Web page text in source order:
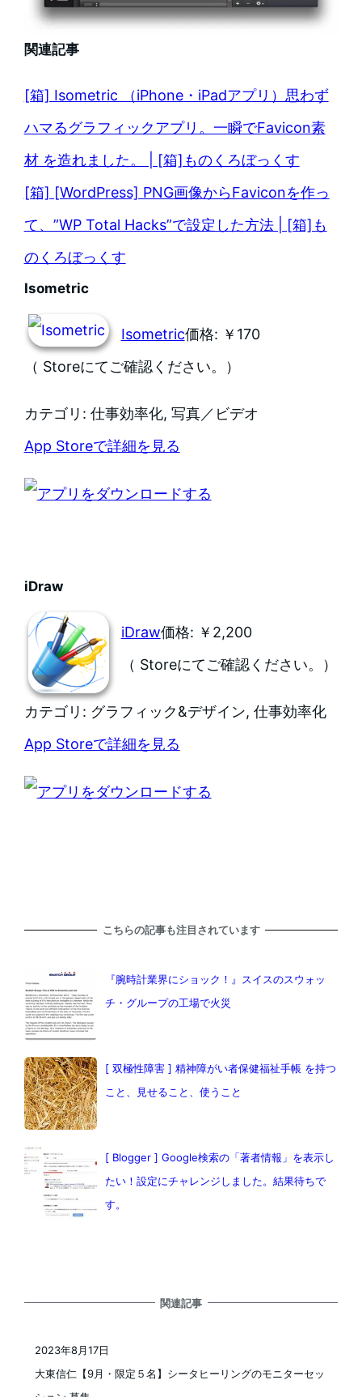
関連記事
[箱] Isometric （iPhone・iPadアプリ）思わず
ハマるグラフィックアプリ。一瞬でFavicon素
材 を造れました。 | [箱]ものくろぼっくす
[箱] [WordPress] PNG画像からFaviconを作っ
て、”WP Total Hacks”で設定した方法 | [箱]も
のくろぼっくす
Isometric
Isometric価格: ￥170
（ Storeにてご確認ください。）
カテゴリ: 仕事効率化, 写真／ビデオ
App Storeで詳細を見る
iDraw
iDraw価格: ￥2,200
（ Storeにてご確認ください。）
カテゴリ: グラフィック&デザイン, 仕事効率化
App Storeで詳細を見る
こちらの記事も注目されています
『腕時計業界にショック！』スイスのスウォッ
チ・グループの工場で火災
[ 双極性障害 ] 精神障がい者保健福祉手帳 を持つ
こと、見せること、使うこと
[ Blogger ] Google検索の「著者情報」を表示し
たい！設定にチャレンジしました。結果待ちで
す。
関連記事
大東信仁【9月・限定５名】シータヒーリングのモニターセッ
2023年8月17日